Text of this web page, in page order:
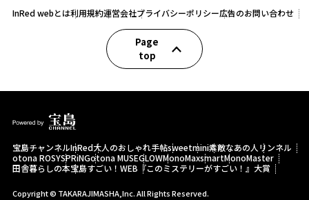
InRed webとは利用規約運営会社プライバシーポリシー広告のお問い合わせ
Page
top
宝島チャンネルInRed大人のおしゃれ手帖sweetmini素敵なあの人 リンネル
otona ROSYSPRiNGotona MUSEGLOWMonoMaxsmartMonoMaster
田舎暮らしの本宝島すごい！WEB 『このミステリーがすごい！』大賞
Copyright © TAKARAJIMASHA,Inc. All Rights Reserved.